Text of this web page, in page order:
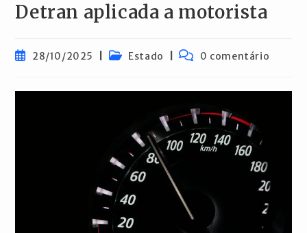
Detran aplicada a motorista
Post28/10/2025
Categoria
Estado
Comentários
0 comentário